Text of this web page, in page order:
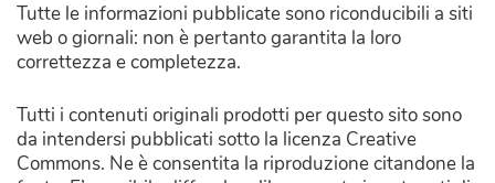
Tutte le informazioni pubblicate sono riconducibili a siti
web o giornali: non è pertanto garantita la loro
correttezza e completezza.
Tutti i contenuti originali prodotti per questo sito sono
da intendersi pubblicati sotto la licenza Creative
Commons. Ne è consentita la riproduzione citandone la